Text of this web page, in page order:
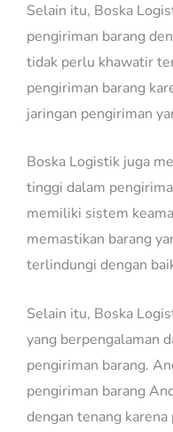
Selain itu, Boska
pengiriman barang
tidak perlu khawatir
pengiriman barang
jaringan pengiriman
Boska Logistik juga
tinggi dalam
memiliki sistem
memastikan barang
terlindungi dengan
Selain itu, Boska
yang berpengalaman
pengiriman barang.
pengiriman barang
dengan tenang